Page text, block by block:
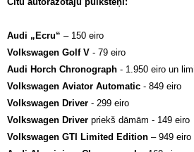
Audi „Ecru“ – 150 eiro
Volkswagen Golf V - 79 eiro
Audi Horch Chronograph - 1.950 eiro un
Volkswagen Aviator Automatic - 849 eiro
Volkswagen Driver - 299 eiro
Volkswagen Driver priekš dāmām - 149 eiro
Volkswagen GTI Limited Edition – 949